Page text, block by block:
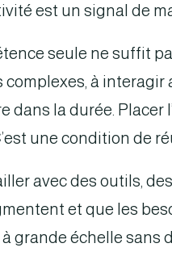
est un signal de
seule ne suffit
à
la durée. Placer
une condition de
avec des outils,
et que les
échelle sans